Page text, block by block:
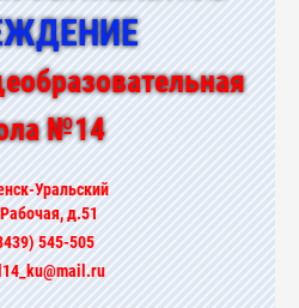
№14
Уральский
д.51
545-505